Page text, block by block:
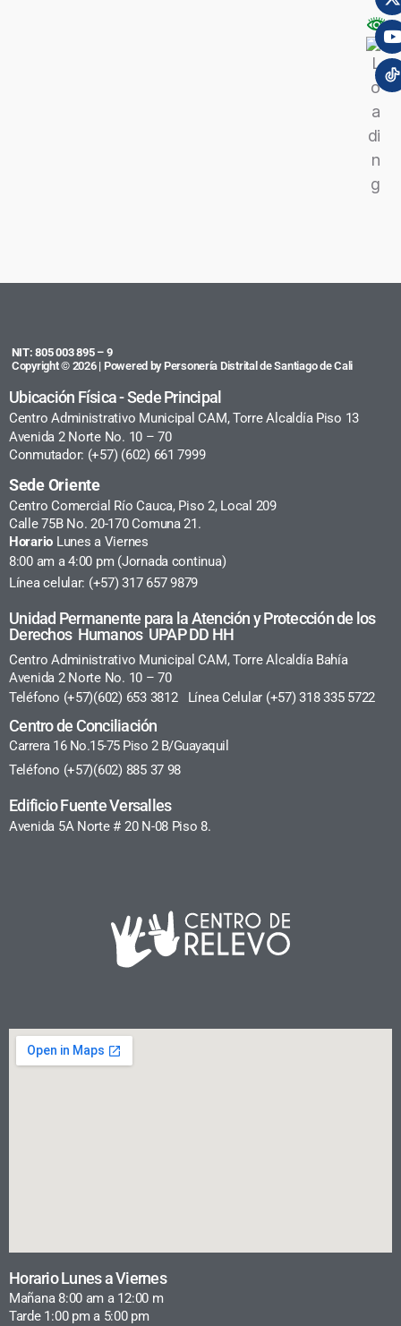
NIT: 805 003 895 – 9
Copyright © 2026 | Powered by Personería Distrital de Santiago de Cali
Ubicación Física - Sede Principal
Centro Administrativo Municipal CAM, Torre Alcaldía Piso 13
Avenida 2 Norte No. 10 – 70
Conmutador: (+57) (602) 661 7999
Sede Oriente
Centro Comercial Río Cauca, Piso 2, Local 209
Calle 75B No. 20-170 Comuna 21.
Horario Lunes a Viernes
8:00 am a 4:00 pm (Jornada continua)
Línea celular: (+57) 317 657 9879
Unidad Permanente para la Atención y Protección de los
Derechos Humanos UPAP DD HH
Centro Administrativo Municipal CAM, Torre Alcaldía Bahía
Avenida 2 Norte No. 10 – 70
Teléfono (+57)(602) 653 3812 Línea Celular (+57) 318 335 5722
Centro de Conciliación
Carrera 16 No.15-75 Piso 2 B/Guayaquil
Teléfono (+57)(602) 885 37 98
Edificio Fuente Versalles
Avenida 5A Norte # 20 N-08 Piso 8.
Horario Lunes a Viernes
Mañana 8:00 am a 12:00 m
Tarde 1:00 pm a 5:00 pm